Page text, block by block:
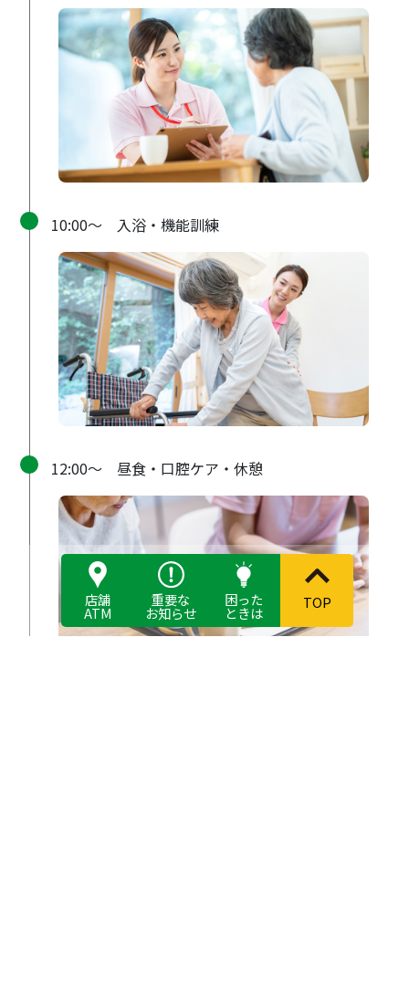
店舗
ATM
重要な
お知らせ
困った
ときは
TOP
10:00〜 入浴・機能訓練
12:00〜 昼食・口腔ケア・休憩